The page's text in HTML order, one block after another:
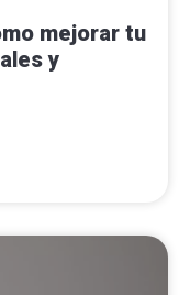
mejorar tu
y